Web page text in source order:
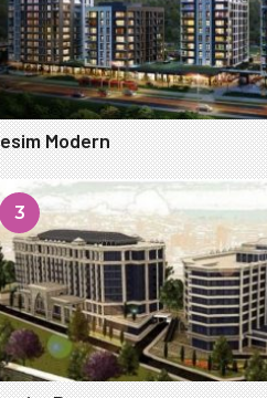
Modern
3